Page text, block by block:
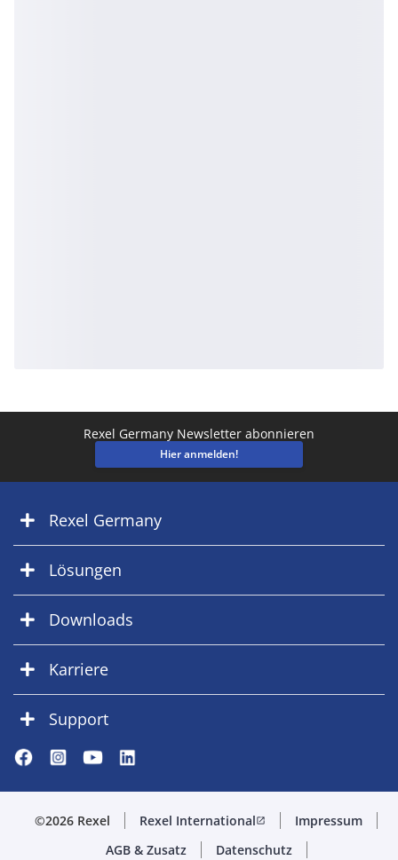
Rexel Germany Newsletter abonnieren
Hier anmelden!
Rexel Germany
Lösungen
Downloads
Karriere
Support
©2026 Rexel Rexel Internationalopen_in_new
Impressum
AGB & Zusatz
Datenschutz